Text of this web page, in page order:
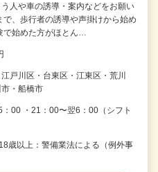
人や車の誘導・案内などをお願い
で、歩行者の誘導や声掛けから始め
始めた方がほとん…
戸川区・台東区・江東区・荒川
・船橋市
00 ・21：00〜翌6：00（シフト
歳以上：警備業法による（例外事